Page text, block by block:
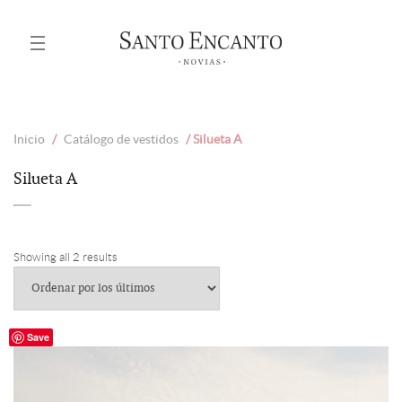
Inicio / Catálogo de vestidos / Silueta A
Silueta A
Showing all 2 results
Save